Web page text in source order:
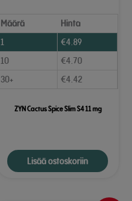
Määrä
Hinta
1
€4.89
10
€4.70
30+
€4.42
ZYN Cactus Spice Slim S4 11 mg
Lisää ostoskoriin